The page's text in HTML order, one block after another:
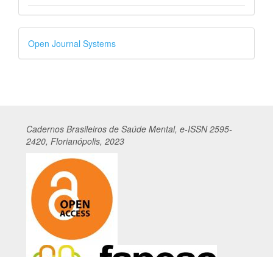
Desenvolvido
por
Open Journal Systems
Cadernos Brasileiros de Saúde Mental, e-ISSN 2595-
2420, Florianópolis, 2023